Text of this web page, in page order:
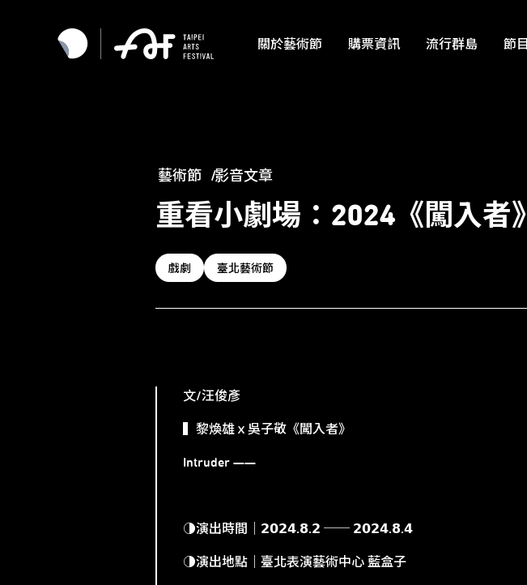
關於藝術節 購票資訊 流行群島 節目
藝術節 影音文章
重看小劇場：2024《闖入者》
戲劇 臺北藝術節
文/汪俊彥
▍黎煥雄ｘ吳子敬《闖入者》
Intruder ——
◑演出時間｜𝟮𝟬𝟮𝟰.𝟴.𝟮 ── 𝟮𝟬𝟮𝟰.𝟴.𝟰
◑演出地點｜臺北表演藝術中心 藍盒子